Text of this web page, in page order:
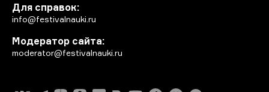
Для справок:
info@festivalnauki.ru
Модератор сайта:
moderator@festivalnauki.ru